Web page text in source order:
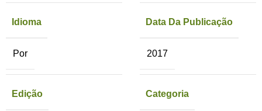
Idioma
Por
Data Da Publicação
2017
Edição Categoria